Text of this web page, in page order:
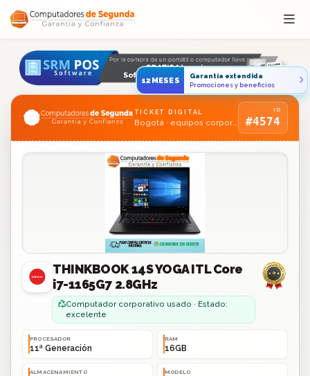
Saltar al contenido
TICKET DIGITAL
Bogotá · equipos corporativos usados
ID
#4574
THINKBOOK 14S YOGA ITL Core
i7-1165G7 2.8GHz
Computador corporativo usado · Estado:
excelente
PROCESADOR
11ª Generación
RAM
16GB
ALMACENAMIENTO MODELO
12MESES
Garantía extendida
Promociones y beneficios